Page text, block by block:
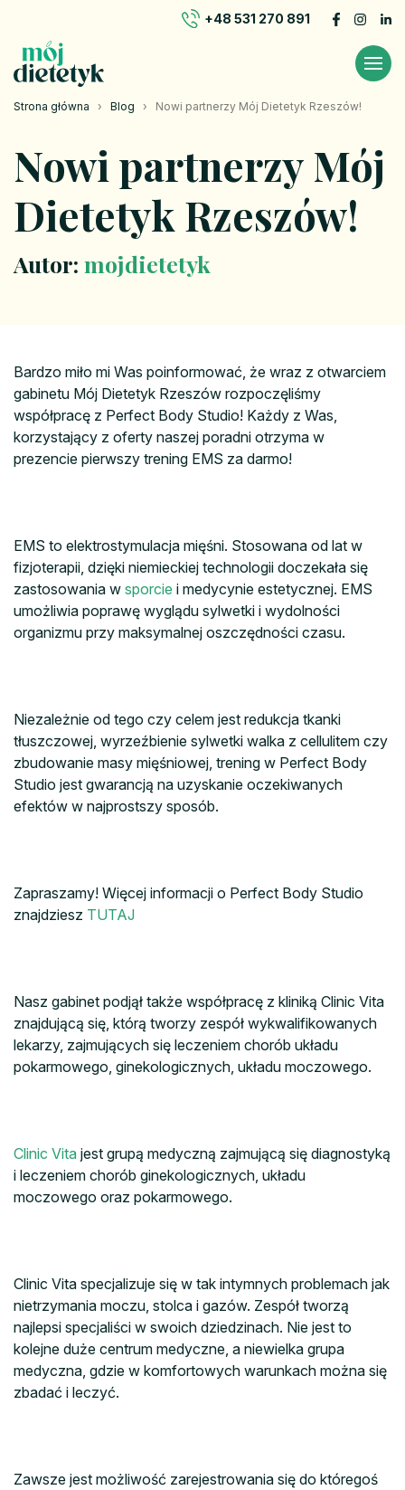
+48 531 270 891
Strona główna › Blog › Nowi partnerzy Mój Dietetyk Rzeszów!
Nowi partnerzy Mój
Dietetyk Rzeszów!
Autor: mojdietetyk
Bardzo miło mi Was poinformować, że wraz z otwarciem
gabinetu Mój Dietetyk Rzeszów rozpoczęliśmy
współpracę z Perfect Body Studio! Każdy z Was,
korzystający z oferty naszej poradni otrzyma w
prezencie pierwszy trening EMS za darmo!
EMS to elektrostymulacja mięśni. Stosowana od lat w
fizjoterapii, dzięki niemieckiej technologii doczekała się
zastosowania w sporcie i medycynie estetycznej. EMS
umożliwia poprawę wyglądu sylwetki i wydolności
organizmu przy maksymalnej oszczędności czasu.
Niezależnie od tego czy celem jest redukcja tkanki
tłuszczowej, wyrzeźbienie sylwetki walka z cellulitem czy
zbudowanie masy mięśniowej, trening w Perfect Body
Studio jest gwarancją na uzyskanie oczekiwanych
efektów w najprostszy sposób.
Zapraszamy! Więcej informacji o Perfect Body Studio
znajdziesz TUTAJ
Nasz gabinet podjął także współpracę z kliniką Clinic Vita
znajdującą się, którą tworzy zespół wykwalifikowanych
lekarzy, zajmujących się leczeniem chorób układu
pokarmowego, ginekologicznych, układu moczowego.
Clinic Vita jest grupą medyczną zajmującą się diagnostyką
i leczeniem chorób ginekologicznych, układu
moczowego oraz pokarmowego.
Clinic Vita specjalizuje się w tak intymnych problemach jak
nietrzymania moczu, stolca i gazów. Zespół tworzą
najlepsi specjaliści w swoich dziedzinach. Nie jest to
kolejne duże centrum medyczne, a niewielka grupa
medyczna, gdzie w komfortowych warunkach można się
zbadać i leczyć.
Zawsze jest możliwość zarejestrowania się do któregoś